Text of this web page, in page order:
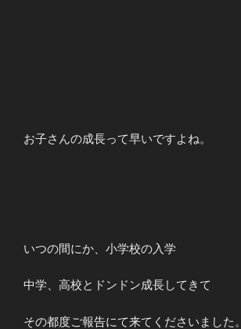
お子さんの成長って早いですよね。
いつの間にか、小学校の入学
中学、高校とドンドン成長してきて
その都度ご報告にて来てくださいました。